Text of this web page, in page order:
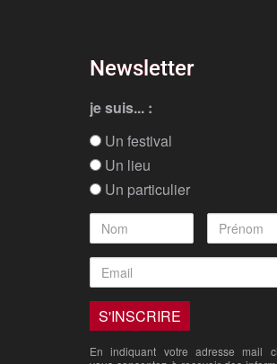
Newsletter
je suis... :
Un festival
Un lieu
Un particulier
En indiquant votre adresse mail